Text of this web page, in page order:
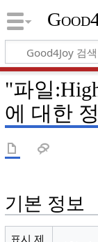
"파일
에 대한
기본 정보
표시 제